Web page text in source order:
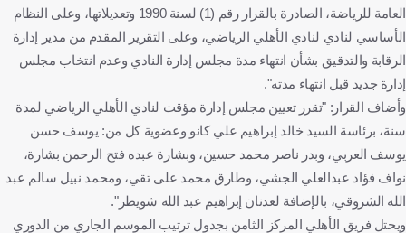
العامة للرياضة، الصادرة بالقرار رقم (1) لسنة 1990 وتعديلاتها، وعلى النظام
الأساسي لنادي لنادي الأهلي الرياضي، وعلى التقرير المقدم من مدير إدارة
الرقابة والتدقيق بشأن انتهاء مدة مجلس إدارة النادي وعدم انتخاب مجلس
إدارة جديد قبل انتهاء مدته".
وأضاف القرار: "تقرر تعيين مجلس إدارة مؤقت لنادي الأهلي الرياضي لمدة
سنة، برئاسة السيد خالد إبراهيم علي كانو وعضوية كل من: يوسف حسن
يوسف العربي، وبدر ناصر محمد حسين، وبشارة عبده فتح الرحمن بشارة،
نواف فؤاد عبدالعلي الجشي، وطارق محمد على تقي، ومحمد نبيل سالم عبد
الله الشروقي، بالإضافة لعدنان إبراهيم عبد الله شويطر".
ويحتل فريق الأهلي المركز الثامن بجدول ترتيب الموسم الجاري من الدوري